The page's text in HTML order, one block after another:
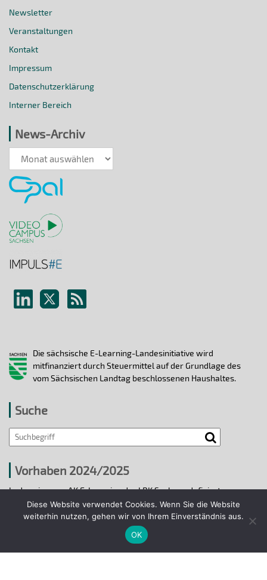
Newsletter
Veranstaltungen
Kontakt
Impressum
Datenschutzerklärung
Interner Bereich
News-Archiv
News-
Archiv
Die sächsische E-Learning-Landesinitiative wird
mitfinanziert durch Steuermittel auf der Grundlage des
vom Sächsischen Landtag beschlossenen Haushaltes.
Suche
Vorhaben 2024/2025
In den vier vom AK E-Learning der LRK Sachsen definierten
strategischen Handlungsfeldern 2024/25 wurden bis 31.12.2025
ausgewählte E-Learning-Hochschulvorhaben durchgeführt.
Diese Website verwendet Cookies. Wenn Sie die Website
weiterhin nutzen, gehen wir von Ihrem Einverständnis aus.
OK